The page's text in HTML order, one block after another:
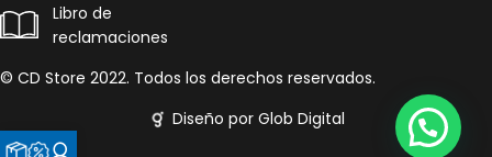
Libro de
reclamaciones
© CD Store 2022. Todos los derechos reservados.
Diseño por Glob Digital